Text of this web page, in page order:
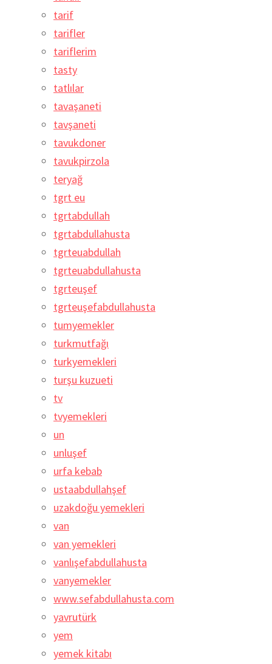
tarif
tarifler
tariflerim
tasty
tatlılar
tavaşaneti
tavşaneti
tavukdoner
tavukpirzola
teryağ
tgrt eu
tgrtabdullah
tgrtabdullahusta
tgrteuabdullah
tgrteuabdullahusta
tgrteuşef
tgrteuşefabdullahusta
tumyemekler
turkmutfağı
turkyemekleri
turşu kuzueti
tv
tvyemekleri
un
unluşef
urfa kebab
ustaabdullahşef
uzakdoğu yemekleri
van
van yemekleri
vanlışefabdullahusta
vanyemekler
www.sefabdullahusta.com
yavrutürk
yem
yemek kitabı